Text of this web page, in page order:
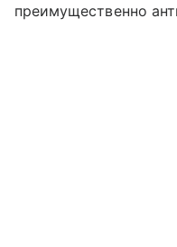
преимущественно